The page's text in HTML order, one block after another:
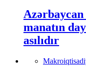
manatın
asılıdır